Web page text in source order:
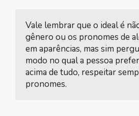
Vale lembrar que o ideal é
gênero ou os pronomes de
em aparências, mas sim
modo no qual a pessoa
acima de tudo, respeitar